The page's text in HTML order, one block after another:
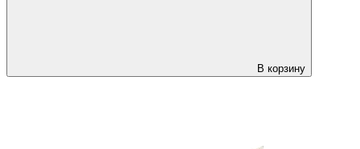
В корзину